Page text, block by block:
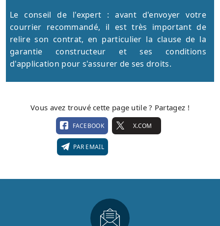
Le conseil de l'expert : avant d'envoyer votre
courrier recommandé, il est très important de
relire son contrat, en particulier la clause de la
garantie constructeur et ses conditions
d'application pour s'assurer de ses droits.
Vous avez trouvé cette page utile ? Partagez !
FACEBOOK X.COM
PAR EMAIL